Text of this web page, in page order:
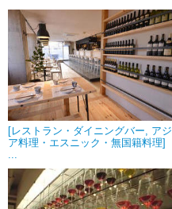
[レストラン・ダイニングバー, アジ
ア料理・エスニック・無国籍料理]
...